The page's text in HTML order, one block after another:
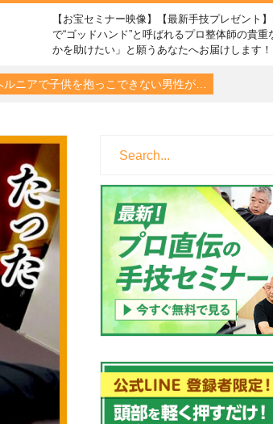
【お宝セミナー映像】【最新手技プレゼント
で“ゴッドハンド”と呼ばれるプロ整体師の貴重
かを助けたい」と願うあなたへお届けします！
ニアで子供を抱っこできない男性が…